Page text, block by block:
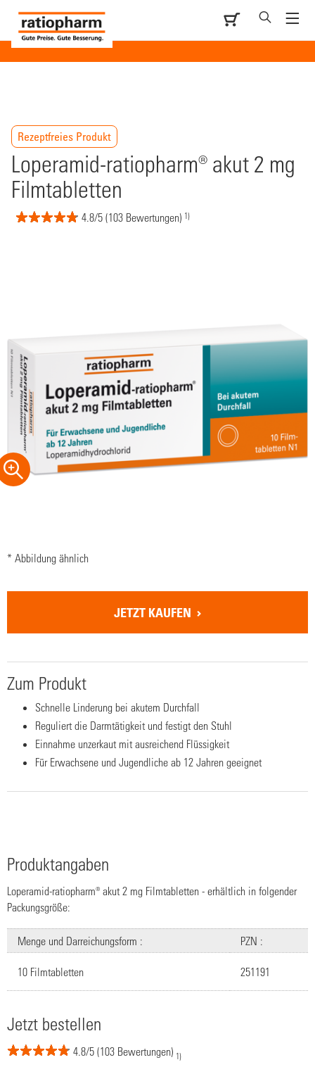
Rezeptfreies Produkt
Loperamid-ratiopharm® akut 2 mg
Filmtabletten
4.8/5 (103 Bewertungen) 1)
* Abbildung ähnlich
JETZT KAUFEN
Zum Produkt
Schnelle Linderung bei akutem Durchfall
Reguliert die Darmtätigkeit und festigt den Stuhl
Einnahme unzerkaut mit ausreichend Flüssigkeit
Für Erwachsene und Jugendliche ab 12 Jahren geeignet
Produktangaben
Loperamid-ratiopharm® akut 2 mg Filmtabletten - erhältlich in folgender
Packungsgröße:
Menge und Darreichungsform : PZN :
10 Filmtabletten 251191
Jetzt bestellen
4.8/5 (103 Bewertungen) 1)